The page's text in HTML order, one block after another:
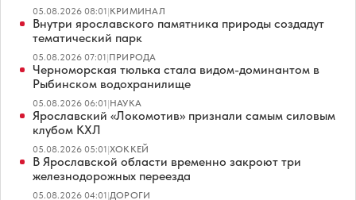
05.08.2026 08:01|КРИМИНАЛ
Внутри ярославского памятника природы создадут
тематический парк
05.08.2026 07:01|ПРИРОДА
Черноморская тюлька стала видом-доминантом в
Рыбинском водохранилище
05.08.2026 06:01|НАУКА
Ярославский «Локомотив» признали самым силовым
клубом КХЛ
05.08.2026 05:01|ХОККЕЙ
В Ярославской области временно закроют три
железнодорожных переезда
05.08.2026 04:01|ДОРОГИ